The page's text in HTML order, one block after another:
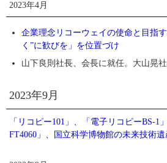
2023年4月
企業理念リコーウェイの使命と目指
く”に歓びを」を位置づけ
山下良則社長、会長に就任。大山晃
2023年9月
「リコピー101」、「電子リコピーBS-1
FT4060」、国立科学博物館の未来技術